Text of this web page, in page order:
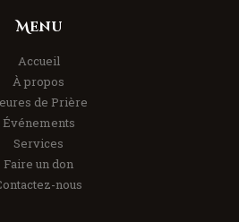
Menu
Accueil
À propos
de Prière
Événements
Services
Faire un don
nous